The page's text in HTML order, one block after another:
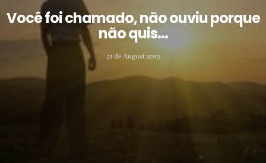
Você foi chamado, não ouviu porque
não quis…
21 de August 2012